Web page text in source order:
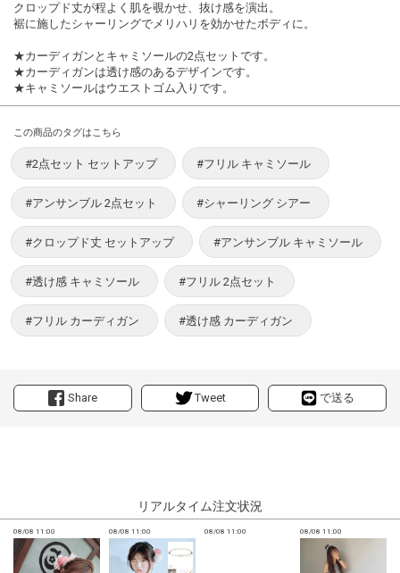
Share Tweet で送る
クロップド丈が程よく肌を覗かせ、抜け感を演出。
裾に施したシャーリングでメリハリを効かせたボディに。
★カーディガンとキャミソールの2点セットです。
★カーディガンは透け感のあるデザインです。
★キャミソールはウエストゴム入りです。
この商品のタグはこちら
#2点セット セットアップ #フリル キャミソール
#アンサンブル 2点セット #シャーリング シアー
#クロップド丈 セットアップ #アンサンブル キャミソール
#透け感 キャミソール #フリル 2点セット
#フリル カーディガン #透け感 カーディガン
リアルタイム注文状況
08/08 11:00 08/08 11:00 08/08 11:00 08/08 11:00